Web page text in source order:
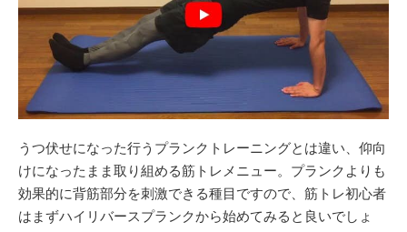
うつ伏せになった行うプランクトレーニングとは違い、仰向
けになったまま取り組める筋トレメニュー。プランクよりも
効果的に背筋部分を刺激できる種目ですので、筋トレ初心者
はまずハイリバースプランクから始めてみると良いでしょ